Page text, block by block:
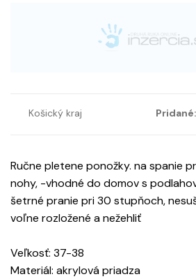
Košický kraj Pridané:
Ručne pletene ponožky. na spanie
nohy, -vhodné do domov s
šetrné pranie pri 30 stupňoch,
voľne rozložené a nežehliť
Veľkosť: 37-38
Materiál: akrylová priadza